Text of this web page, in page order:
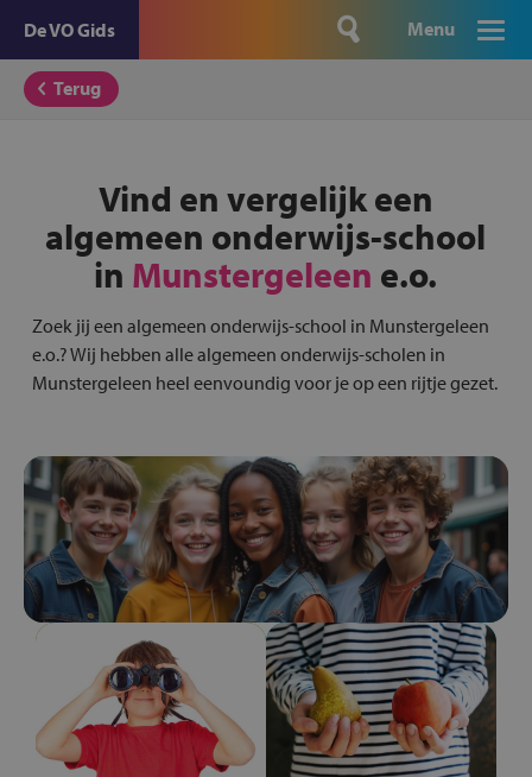
De VO Gids Menu
Terug
Vind en vergelijk een
algemeen onderwijs-school
in Munstergeleen e.o.
Zoek jij een algemeen onderwijs-school in Munstergeleen
e.o.? Wij hebben alle algemeen onderwijs-scholen in
Munstergeleen heel eenvoundig voor je op een rijtje gezet.